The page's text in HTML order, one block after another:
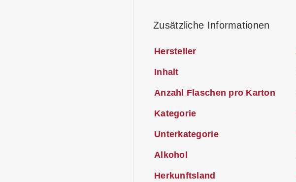
Zusätzliche Informationen
Hersteller
Inhalt
Anzahl Flaschen pro Karton
Kategorie
Unterkategorie
Alkohol
Herkunftsland